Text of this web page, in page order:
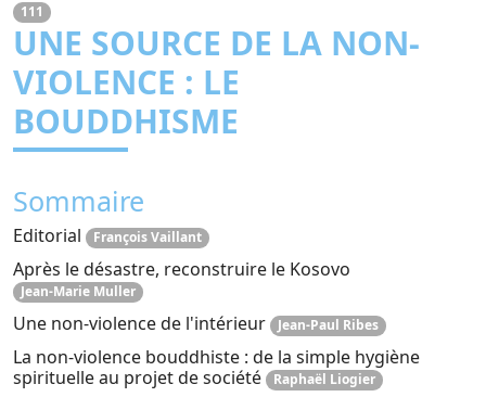
111
UNE SOURCE DE LA NON-
VIOLENCE : LE
BOUDDHISME
Sommaire
Editorial François Vaillant
Après le désastre, reconstruire le Kosovo
Jean-Marie Muller
Une non-violence de l'intérieur Jean-Paul Ribes
La non-violence bouddhiste : de la simple hygiène
spirituelle au projet de société
Raphaël Liogier